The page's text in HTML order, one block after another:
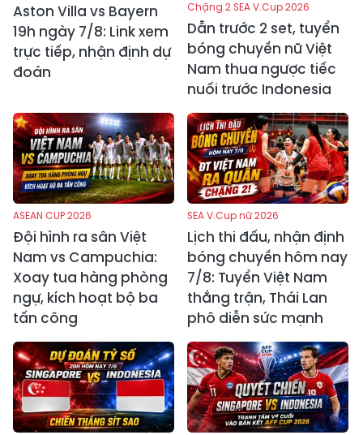
Aston Villa vs Bayern
19h ngày 7/8: Link xem
trực tiếp, nhận định dự
đoán
Chặng 2 SEA V.Cup 2026
Dẫn trước 2 set, tuyển
bóng chuyền nữ Việt
Nam thua ngược tiếc
nuối trước Indonesia
ASEAN CUP 2026
Đội hình ra sân Việt
Nam vs Campuchia:
Xoay tua hàng phòng
ngự, kích hoạt bộ ba
tấn công
SEA V.Cup nữ 2026
Lịch thi đấu, nhận định
bóng chuyền hôm nay
7/8: Tuyển Việt Nam
thắng trận, Thái Lan
phô diễn sức mạnh